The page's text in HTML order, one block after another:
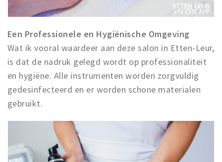
Een Professionele en Hygiënische Omgeving
Wat ik vooral waardeer aan deze salon in Etten-Leur,
is dat de nadruk gelegd wordt op professionaliteit
en hygiëne. Alle instrumenten worden zorgvuldig
gedesinfecteerd en er worden schone materialen
gebruikt.